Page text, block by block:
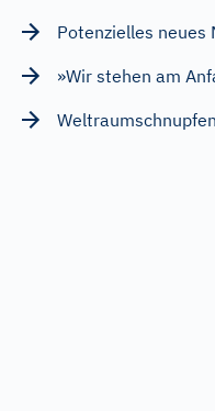
Potenzielles
»Wir stehen am
Weltraumschnupfen